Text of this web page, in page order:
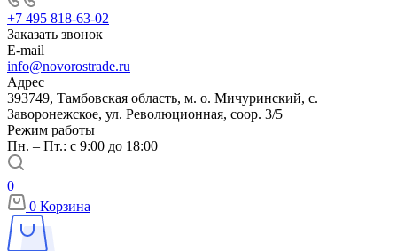
+7 495 818-63-02
Заказать звонок
E-mail
info@novorostrade.ru
Адрес
393749, Тамбовская область, м. о. Мичуринский, с.
Заворонежское, ул. Революционная, соор. 3/5
Режим работы
Пн. – Пт.: с 9:00 до 18:00
0
0 Корзина